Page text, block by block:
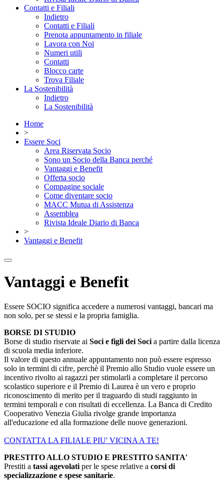
Contatti e Filiali
Indietro
Contatti e Filiali
Prenota appuntamento in filiale
Lavora con Noi
Numeri utili
Contatti
Blocco carte
Trova Filiale
La Sostenibilità
Indietro
La Sostenibilità
Home
>
Essere Soci
Area Riservata Socio
Sono un Socio della Banca perché
Vantaggi e Benefit
Offerta socio
Compagine sociale
Come diventare socio
MACC Mutua di Assistenza
Assemblea
Rivista Ideale Diario di Banca
>
Vantaggi e Benefit
Vantaggi e Benefit
Essere SOCIO significa accedere a numerosi vantaggi, bancari ma
non solo, per se stessi e la propria famiglia.
BORSE DI STUDIO
Borse di studio riservate ai Soci e figli dei Soci a partire dalla licenza
di scuola media inferiore.
Il valore di questo annuale appuntamento non può essere espresso
solo in termini di cifre, perchè il Premio allo Studio vuole essere un
incentivo rivolto ai ragazzi per stimolarli a completare il percorso
scolastico superiore e il Premio di Laurea è un vero e proprio
riconoscimento di merito per il traguardo di studi raggiunto in
termini temporali e con risultati di eccellenza. La Banca di Credito
Cooperativo Venezia Giulia rivolge grande importanza
all'educazione ed alla formazione delle nuove generazioni.
CONTATTA LA FILIALE PIU' VICINA A TE!
PRESTITO ALLO STUDIO E PRESTITO SANITA'
Prestiti a tassi agevolati per le spese relative a corsi di
specializzazione e spese sanitarie.